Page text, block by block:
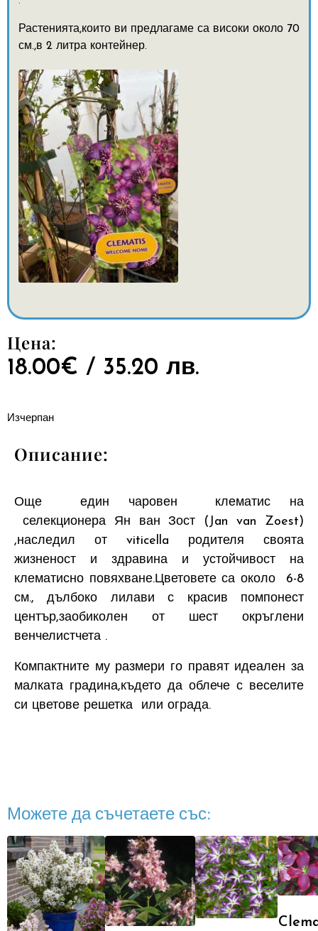
Растенията,които ви предлагаме са високи около 70
см.,в 2 литра контейнер.
Цена:
18.00€ / 35.20 лв.
Изчерпан
Описание:
Още един чаровен клематис на
селекционера Ян ван Зост (Jan van Zoest)
,наследил от viticella родителя своята
жизненост и здравина и устойчивост на
клематисно повяхване.Цветовете са около 6-8
см., дълбоко лилави с красив помпонест
център,заобиколен от шест окръглени
венчелистчета .
Компактните му размери го правят идеален за
малката градина,където да облече с веселите
си цветове решетка или ограда.
Можете да съчетаете със: